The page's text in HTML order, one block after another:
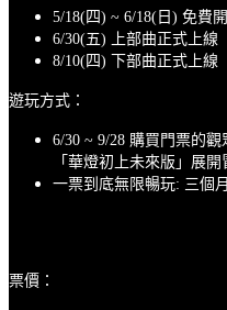
5/18(四) ~ 6/18(日) 免費
6/30(五) 上部曲正式上線
8/10(四) 下部曲正式上線
遊玩方式：
6/30 ~ 9/28 購買門票的
「華燈初上未來版」展開
一票到底無限暢玩: 三個
票價：